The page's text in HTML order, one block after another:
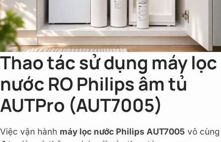
Thao tác sử dụng máy lọc
nước RO Philips âm tủ
AUTPro (AUT7005)
Việc vận hành máy lọc nước Philips AUT7005 vô cùng